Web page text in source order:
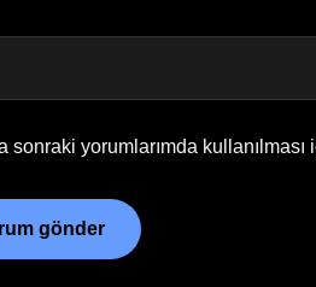
sonraki yorumlarımda